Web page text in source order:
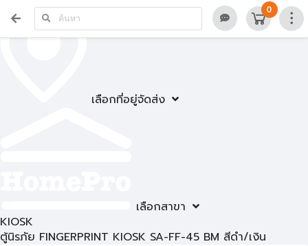
เลือกที่อยู่จัดส่ง
เลือกสาขา
0
KIOSK
ตู้นิรภัย FINGERPRINT KIOSK SA-FF-45 BM สีดำ/เงิน